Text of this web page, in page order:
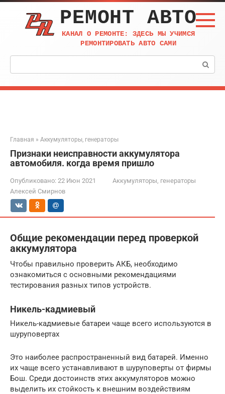
Перейти
контенту
РЕМОНТ АВТО
КАНАЛ О РЕМОНТЕ: ЗДЕСЬ МЫ УЧИМСЯ
РЕМОНТИРОВАТЬ АВТО САМИ
Поиск:
Главная » Аккумуляторы, генераторы
Признаки неисправности аккумулятора
автомобиля. когда время пришло
Опубликовано: 22 Июн 2021
Аккумуляторы, генераторы
Алексей Смирнов
Общие рекомендации перед проверкой
аккумулятора
Чтобы правильно проверить АКБ, необходимо
ознакомиться с основными рекомендациями
тестирования разных типов устройств.
Никель-кадмиевый
Никель-кадмиевые батареи чаще всего используются в
шуруповертах
Это наиболее распространенный вид батарей. Именно
их чаще всего устанавливают в шуруповерты от фирмы
Бош. Среди достоинств этих аккумуляторов можно
выделить их стойкость к внешним воздействиям